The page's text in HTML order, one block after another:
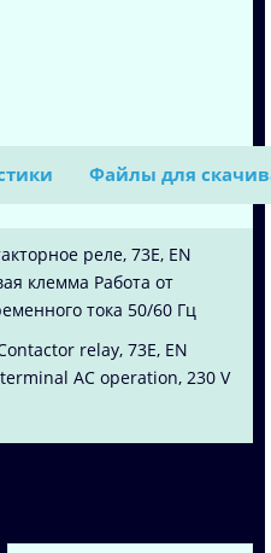
Файлы для
реле, 73E, EN
клемма Работа от
тока 50/60 Гц
relay, 73E, EN
AC operation, 230 V